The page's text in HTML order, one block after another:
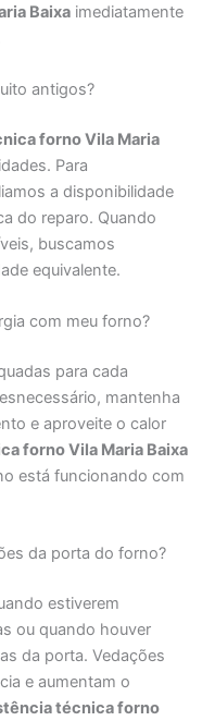
Baixa imediatamente
antigos?
forno Vila Maria
Para
a disponibilidade
do reparo. Quando
buscamos
equivalente.
com meu forno?
para cada
mantenha
e aproveite o calor
forno Vila Maria Baixa
está funcionando com
da porta do forno?
estiverem
ou quando houver
da porta. Vedações
e aumentam o
técnica forno